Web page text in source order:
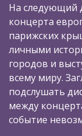
На следующий
концерта
парижских
личными
городов и
всему миру.
подслушать
между
событие